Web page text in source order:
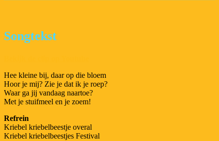
Songtekst
Hee kleine bij, daar op die bloem
Hoor je mij? Zie je dat ik je roep?
Waar ga jij vandaag naartoe?
Met je stuifmeel en je zoem!
Refrein
Kriebel kriebelbeestje overal
Kriebel kriebelbeestjes Festival